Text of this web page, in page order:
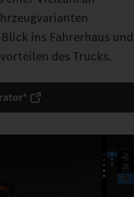
ins Fahrerhaus und
des Trucks.